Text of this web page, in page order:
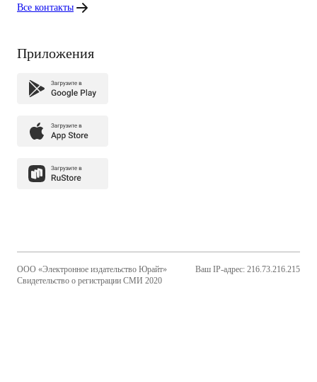
Все контакты
Приложения
ООО «Электронное издательство Юрайт»
Свидетельство о регистрации СМИ 2020
Ваш IP-адрес: 216.73.216.215